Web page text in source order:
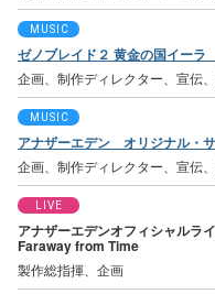
MUSIC
ゼノブレイド２ 黄金の国イー
企画、制作ディレクター、宣伝
MUSIC
アナザーエデン オリジナル・
企画、制作ディレクター、宣伝
LIVE
アナザーエデンオフィシャルラ
Faraway from Time
製作総指揮、企画